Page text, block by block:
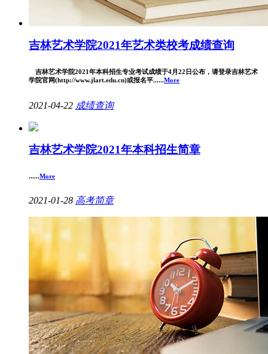
吉林艺术学院2021年艺术类校考成绩查询
吉林艺术学院2021年本科招生专业考试成绩于4月22日公布，请登录吉林艺术
学院官网(http://www.jlart.edu.cn)或报名平......More
2021-04-22 成绩查询
吉林艺术学院2021年本科招生简章
......More
2021-01-28 高考简章